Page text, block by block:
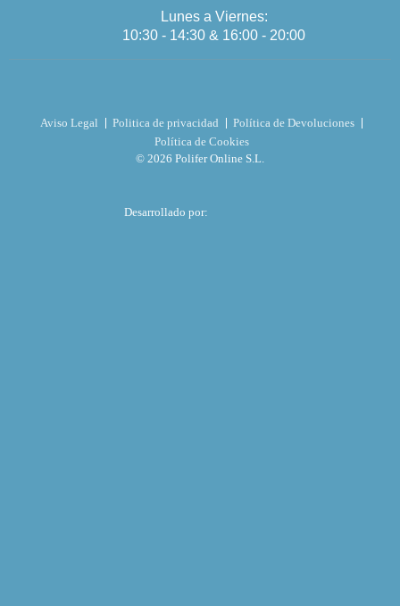
Lunes a Viernes:
10:30 - 14:30 & 16:00 - 20:00
Aviso Legal Politica de privacidad
Política de Devoluciones
Política de Cookies
© 2026 Polifer Online S.L.
Desarrollado por: